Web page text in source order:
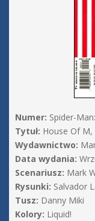
Numer: Spider-
Tytuł: House Of
Wydawnictwo:
Data wydania:
Scenariusz: Mark
Rysunki: Salvador
Tusz: Danny Miki
Kolory: Liquid!